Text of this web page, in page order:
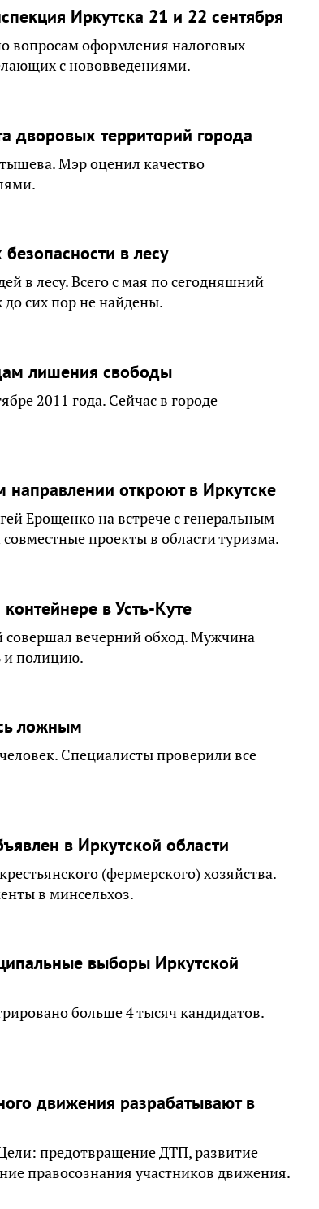
Иркутска 21 и 22 сентября
вопросам оформления налоговых
с нововведениями.
дворовых территорий города
Мэр оценил качество
в лесу
в лесу. Всего с мая по сегодняшний
до сих пор не найдены.
лишения свободы
2011 года. Сейчас в городе
откроют в Иркутске
Ерощенко на встрече с генеральным
проекты в области туризма.
в Усть-Куте
вечерний обход. Мужчина
и полицию.
ложным
Специалисты проверили все
в Иркутской области
(фермерского) хозяйства.
в минсельхоз.
выборы Иркутской
больше 4 тысяч кандидатов.
движения разрабатывают в
предотвращение ДТП, развитие
правосознания участников движения.